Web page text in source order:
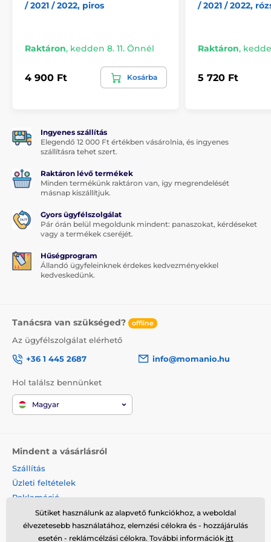
videohívásokhoz.
Átgondolt részletek
Pontos kivágások– könnyű hozzáférés minden
gombhoz, porthoz és a kamerához.
A termék a következő kategóriákba sorolt
iPad Pro 12.9, 2018 / 2020
iPad Pro 12.9, 2021 / 2022
/ 2021 / 2022, piros
Raktáron, kedden 8. 11. Önnél
4 900 Ft Kosárba
/ 2021 / 2022,
Raktáron,
5 720 Ft
Ingyenes szállítás
Elegendő 12 000 Ft értékben vásárolnia, és ingyenes
szállításra tehet szert.
Raktáron lévő termékek
Minden termékünk raktáron van, így megrendelését
másnap kiszállítjuk.
Gyors ügyfélszolgálat
Pár órán belül megoldunk mindent: panaszokat, kérdéseket
vagy a termékek cseréjét.
Hűségprogram
Állandó ügyfeleinknek érdekes kedvezményekkel
kedveskedünk.
Tanácsra van szükséged? offline
Az ügyfélszolgálat elérhető
+36 1 445 2687
info@momanio.hu
Hol találsz bennünket
Magyar
Mindent a vásárlásról
Szállítás
Üzleti feltételek
Reklamáció
Termék visszaküldése
Termék cseréje
Sütiket használunk az alapvető funkciókhoz, a weboldal
élvezetesebb használatához, elemzési célokra és - hozzájárulás
esetén - reklámcélzási célokra. További információk itt